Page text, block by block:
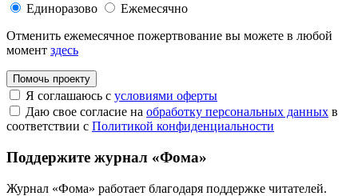
Единоразово
Ежемесячно
Отменить ежемесячное пожертвование вы можете в любой
момент здесь
Помочь проекту
Я соглашаюсь с условиями оферты
Даю свое согласие на обработку персональных данных в
соответствии с Политикой конфиденциальности
Поддержите журнал «Фома»
Журнал «Фома» работает благодаря поддержке читателей.